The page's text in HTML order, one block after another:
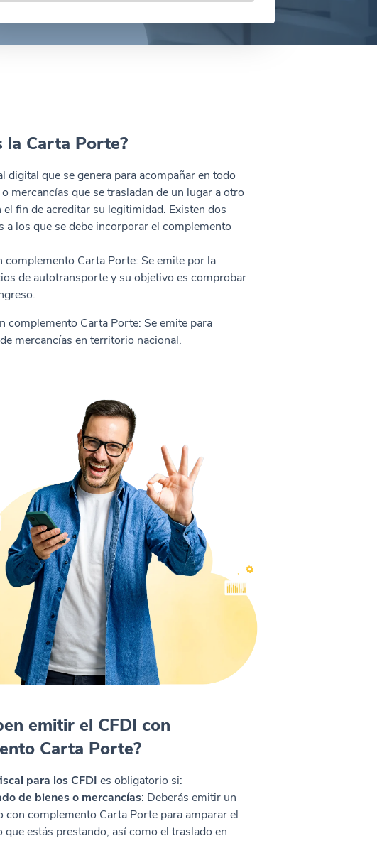
la Carta Porte?
digital que se genera para acompañar en todo
mercancías que se trasladan de un lugar a otro
fin de acreditar su legitimidad. Existen dos
a los que se debe incorporar el complemento
complemento Carta Porte: Se emite por la
de autotransporte y su objetivo es comprobar
complemento Carta Porte: Se emite para
mercancías en territorio nacional.
emitir el CFDI con
Carta Porte?
para los CFDI es obligatorio si:
de bienes o mercancías: Deberás emitir un
con complemento Carta Porte para amparar el
estás prestando, así como el traslado en